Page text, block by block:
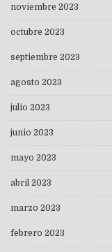
noviembre 2023
octubre 2023
septiembre 2023
agosto 2023
julio 2023
junio 2023
mayo 2023
abril 2023
marzo 2023
febrero 2023